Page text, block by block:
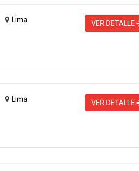
Lima VER DETALLE
Lima VER DETALLE